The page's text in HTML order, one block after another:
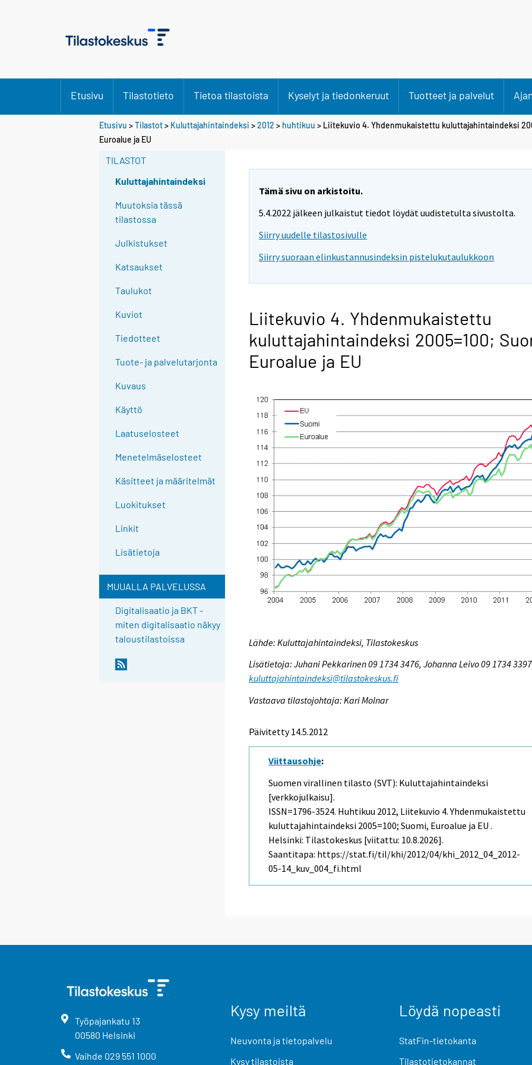
Etusivu Tilastotieto Tietoa tilastoista Kyselyt ja tiedonkeruut Tuotteet ja palvelut
Etusivu >Tilastot> Kuluttajahintaindeksi >2012 > huhtikuu > Liitekuvio 4. Yhdenmukaistettu kuluttajahintaindeksi
Euroalue ja EU
TILASTOT
Kuluttajahintaindeksi
Muutoksia tässä
tilastossa
Julkistukset
Katsaukset
Taulukot
Kuviot
Tiedotteet
Tuote- ja palvelutarjonta
Kuvaus
Käyttö
Laatuselosteet
Menetelmäselosteet
Käsitteet ja määritelmät
Luokitukset
Linkit
Lisätietoja
MUUALLA PALVELUSSA
Digitalisaatio ja BKT -
miten digitalisaatio näkyy
taloustilastoissa
Tämä sivu on arkistoitu.
5.4.2022 jälkeen julkaistut tiedot löydät uudistetulta sivustolta.
Siirry uudelle tilastosivulle
Siirry suoraan elinkustannusindeksin pistelukutaulukkoon
Liitekuvio 4. Yhdenmukaistettu
kuluttajahintaindeksi 2005=100;
Euroalue ja EU
Lähde: Kuluttajahintaindeksi, Tilastokeskus
Lisätietoja: Juhani Pekkarinen 09 1734 3476, Johanna Leivo 09 1734
kuluttajahintaindeksi@tilastokeskus.fi
Vastaava tilastojohtaja: Kari Molnar
Päivitetty 14.5.2012
Viittausohje:
Suomen virallinen tilasto (SVT): Kuluttajahintaindeksi
[verkkojulkaisu].
ISSN=1796-3524. Huhtikuu 2012, Liitekuvio 4. Yhdenmukaistettu
kuluttajahintaindeksi 2005=100; Suomi, Euroalue ja EU .
Helsinki: Tilastokeskus [viitattu: 10.8.2026].
Saantitapa: https://stat.fi/til/khi/2012/04/khi_2012_04_2012-
05-14_kuv_004_fi.html
Työpajankatu 13
00580 Helsinki
Vaihde 029 551 1000
Kysy meiltä
Neuvonta ja tietopalvelu
Kysy tilastoista
Löydä nopeasti
StatFin-tietokanta
Tilastotietokannat